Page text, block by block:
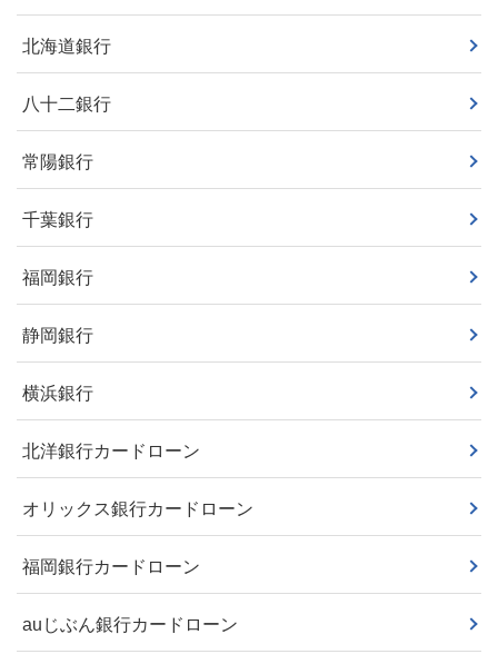
北海道銀行
八十二銀行
常陽銀行
千葉銀行
福岡銀行
静岡銀行
横浜銀行
北洋銀行カードローン
オリックス銀行カードローン
福岡銀行カードローン
auじぶん銀行カードローン